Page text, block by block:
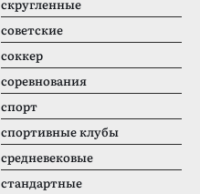
скругленные
советские
соккер
соревнования
спорт
спортивные клубы
средневековые
стандартные